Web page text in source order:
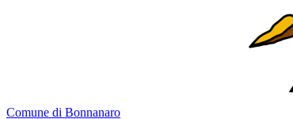
Comune di Bonnanaro